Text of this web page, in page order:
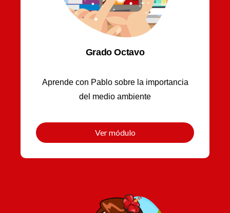
Grado Octavo
Aprende con Pablo sobre la importancia
del medio ambiente
Ver módulo